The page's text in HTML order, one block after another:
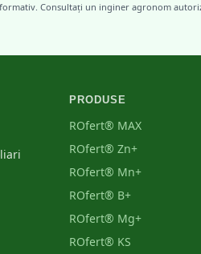
Consultați un inginer agronom
PRODUSE
ROfert® MAX
ROfert® Zn+
ROfert® Mn+
ROfert® B+
ROfert® Mg+
ROfert® KS